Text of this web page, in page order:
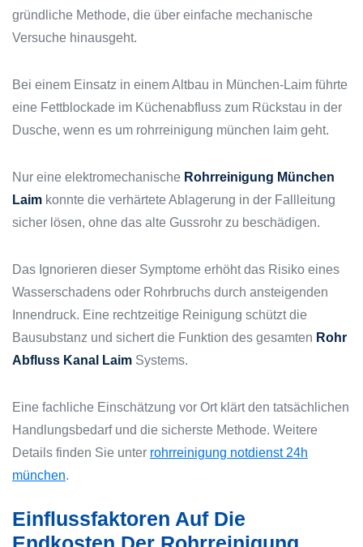
gründliche Methode, die über einfache mechanische
Versuche hinausgeht.
Bei einem Einsatz in einem Altbau in München-Laim führte
eine Fettblockade im Küchenabfluss zum Rückstau in der
Dusche, wenn es um rohrreinigung münchen laim geht.
Nur eine elektromechanische Rohrreinigung München
Laim konnte die verhärtete Ablagerung in der Fallleitung
sicher lösen, ohne das alte Gussrohr zu beschädigen.
Das Ignorieren dieser Symptome erhöht das Risiko eines
Wasserschadens oder Rohrbruchs durch ansteigenden
Innendruck. Eine rechtzeitige Reinigung schützt die
Bausubstanz und sichert die Funktion des gesamten Rohr
Abfluss Kanal Laim Systems.
Eine fachliche Einschätzung vor Ort klärt den tatsächlichen
Handlungsbedarf und die sicherste Methode. Weitere
Details finden Sie unter rohrreinigung notdienst 24h
münchen.
Einflussfaktoren Auf Die